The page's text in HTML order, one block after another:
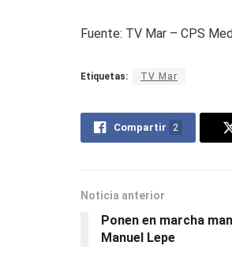
Fuente: TV Mar – CPS
Etiquetas: TV Mar
Compartir 2
Noticia anterior
Ponen en marcha
Manuel Lepe